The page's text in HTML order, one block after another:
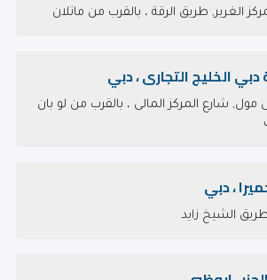
الغرير, طريق الرقة ، بالقرب من ماتلان
الخليج التجارى ، دبي
مول, شارع المركز المالى ، بالقرب من لو بان
، دبي
الشيخ زايد